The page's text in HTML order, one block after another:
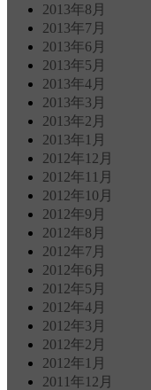
2013年8月
2013年7月
2013年6月
2013年5月
2013年4月
2013年3月
2013年2月
2013年1月
2012年12月
2012年11月
2012年10月
2012年9月
2012年8月
2012年7月
2012年6月
2012年5月
2012年4月
2012年3月
2012年2月
2012年1月
2011年12月